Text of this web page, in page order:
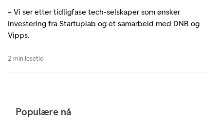
– Vi ser etter tidligfase tech-selskaper som ønsker
investering fra Startuplab og et samarbeid med DNB og
Vipps.
2 min lesetid
Populære nå